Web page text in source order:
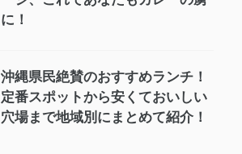
に！
沖縄県民絶賛のおすすめランチ！
定番スポットから安くておいしい
穴場まで地域別にまとめて紹介！